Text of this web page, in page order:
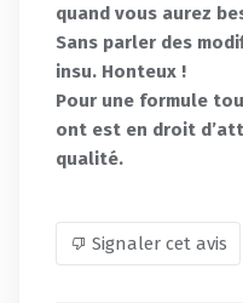
quand vous aurez
Sans parler des
insu. Honteux !
Pour une formule
ont est en droit
qualité.
Signaler cet avis